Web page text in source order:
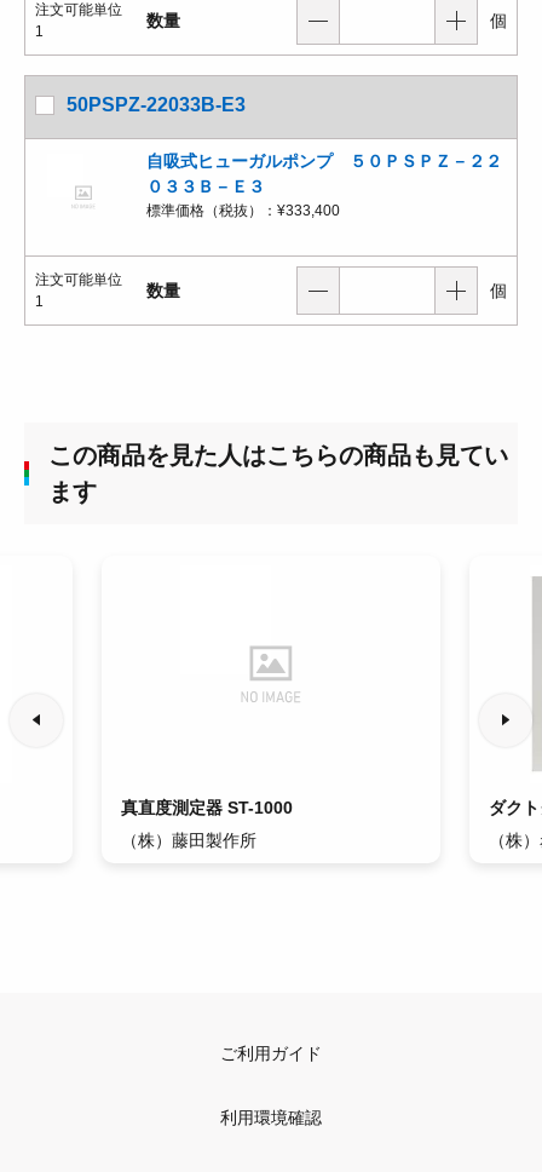
注文可能単位
1
数量 個
50PSPZ-22033B-E3
自吸式ヒューガルポンプ ５０ＰＳＰＺ－２２
０３３Ｂ－Ｅ３
標準価格（税抜）： ¥333,400
注文可能単位
1
数量 個
この商品を見た人はこちらの商品も見てい
ます
真直度測定器 ST-1000
（株）藤田製作所
ダク
（株
ご利用ガイド
利用環境確認